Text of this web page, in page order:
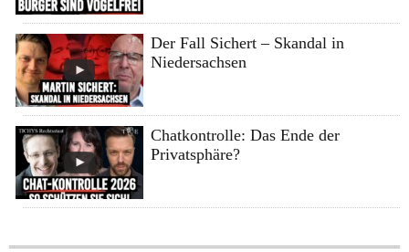
Der Fall Sichert – Skandal in
Niedersachsen
Chatkontrolle: Das Ende der
Privatsphäre?